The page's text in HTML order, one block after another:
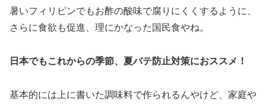
暑いフィリピンでもお酢の酸味で腐りにくくするように、
さらに食欲も促進、理にかなった国民食やね。
日本でもこれからの季節、夏バテ防止対策におススメ！
基本的には上に書いた調味料で作られるんやけど、家庭や